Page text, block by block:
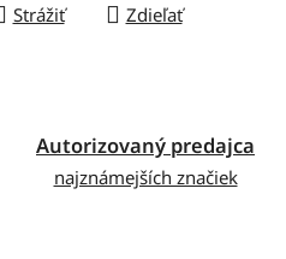
Strážiť Zdieľať
Autorizovaný predajca
najznámejších značiek